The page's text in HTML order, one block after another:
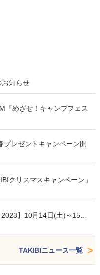
お知らせ
『めざせ！キャンプフェス
プレゼントキャンペーン開
クリスマスキャンペーン」
2023】10月14日(土)～15…
TAKIBIニュース一覧